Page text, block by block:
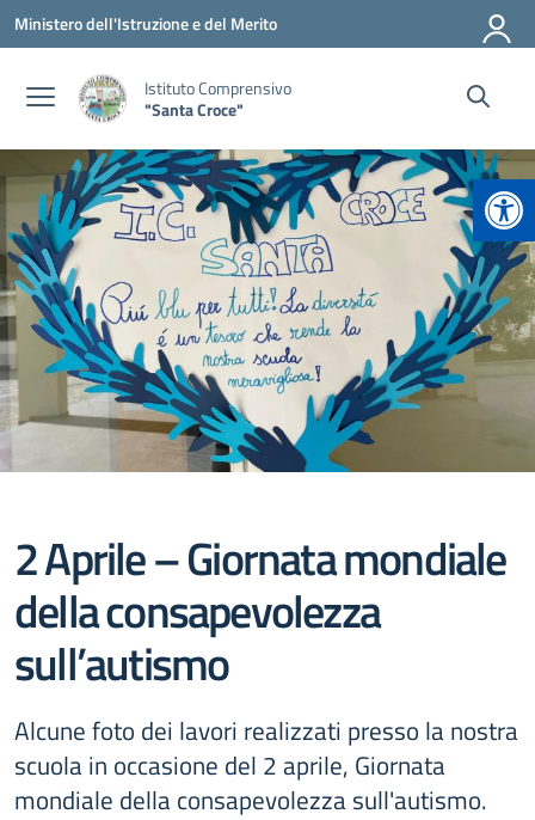
Vai ai contenuti
Vai al menu di navigazione
Vai al footer
Ministero dell'Istruzione e del Merito
Istituto Comprensivo
"Santa Croce"
2 Aprile – Giornata mondiale
della consapevolezza
sull’autismo
Alcune foto dei lavori realizzati presso la nostra
scuola in occasione del 2 aprile, Giornata
mondiale della consapevolezza sull'autismo.